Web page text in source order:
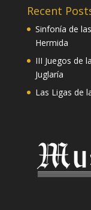
Recent
Sinfonía de
Hermida
III Juegos de
Juglaría
Las Ligas de